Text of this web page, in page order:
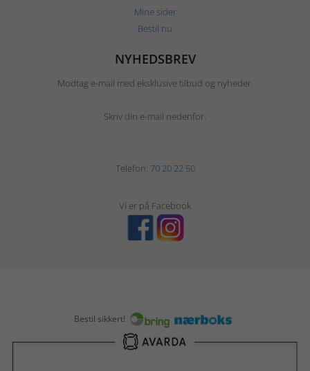
Mine sider
Bestil nu
NYHEDSBREV
Modtag e-mail med eksklusive tilbud og nyheder.
Skriv din e-mail nedenfor.
Telefon: 70 20 22 50
Vi er på Facebook
Bestil sikkert!